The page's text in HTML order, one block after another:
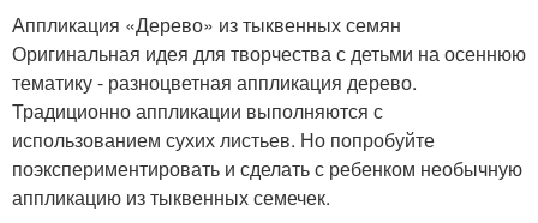
Аппликация «Дерево» из тыквенных семян
Оригинальная идея для творчества с детьми на осеннюю
тематику - разноцветная аппликация дерево.
Традиционно аппликации выполняются с
использованием сухих листьев. Но попробуйте
поэкспериментировать и сделать с ребенком необычную
аппликацию из тыквенных семечек.